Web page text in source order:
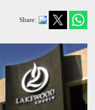
Share: